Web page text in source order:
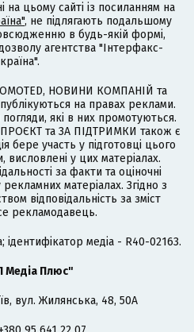
на цьому сайті із посиланням на
, не підлягають подальшому
в будь-якій формі,
агентства "Інтерфакс-
НОВИНИ КОМПАНІЙ та
на правах реклами.
які в них промотуються.
та ЗА ПІДТРИМКИ також є
бере участь у підготовці цього
висловлені у цих матеріалах.
за факти та оціночні
матеріалах. Згідно з
відповідальність за зміст
рекламодавець.
ідентифікатор медіа - R40-02163.
Медіа Плюс"
вул. Жилянська, 48, 50А